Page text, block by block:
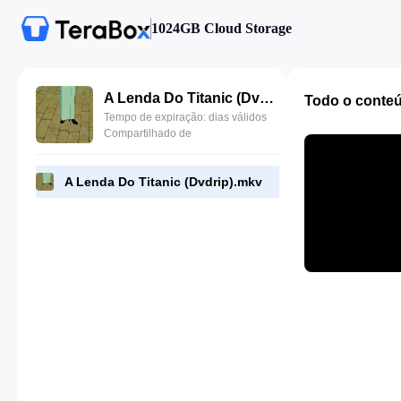
1024GB Cloud Storage
A Lenda Do Titanic (Dvdrip).mkv
Tempo de expiração: dias válidos
Compartilhado de
A Lenda Do Titanic (Dvdrip).mkv
Todo o